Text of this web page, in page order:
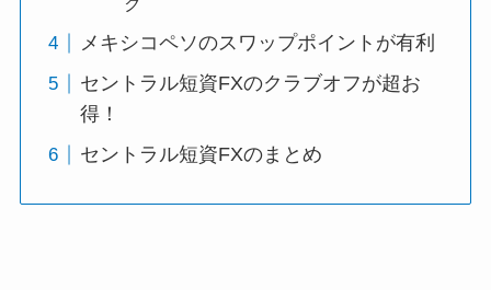
メキシコペソのスワップポイントが有利
セントラル短資FXのクラブオフが超お
得！
セントラル短資FXのまとめ